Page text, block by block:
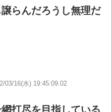
らんだろうし無理だ
03/16(水) 19:45:09.02
打尽を目指している